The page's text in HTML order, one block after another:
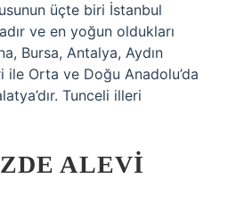
üçte biri İstanbul
ve en yoğun oldukları
Bursa, Antalya, Aydın
ile Orta ve Doğu Anadolu’da
Tunceli illeri
ALEVI